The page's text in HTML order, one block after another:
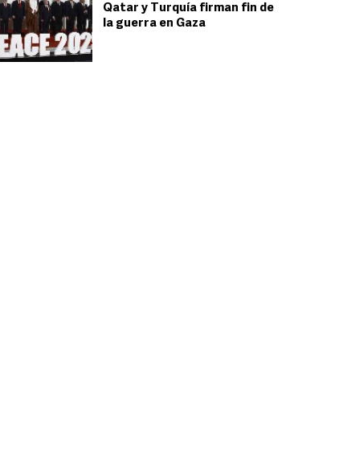
Qatar y Turquía firman fin de
la guerra en Gaza